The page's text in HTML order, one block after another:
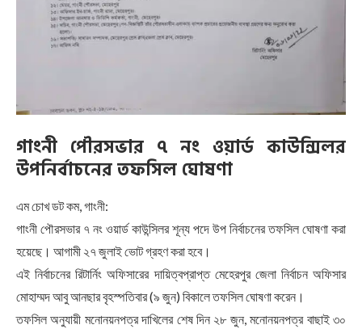
গাংনী পৌরসভার ৭ নং ওয়ার্ড কাউন্সিলর
উপনির্বাচনের তফসিল ঘোষণা
এম চোখ ডট কম, গাংনী:
গাংনী পৌরসভার ৭ নং ওয়ার্ড কাউন্সিলর শূন্য পদে উপ নির্বাচনের তফসিল ঘোষণা করা
হয়েছে। আগামী ২৭ জুলাই ভোট গ্রহণ করা হবে।
এই নির্বাচনের রিটার্নিং অফিসারের দায়িত্বপ্রাপ্ত মেহেরপুর জেলা নির্বাচন অফিসার
মোহাম্মদ আবু আনছার বৃহস্পতিবার (৯ জুন) বিকালে তফসিল ঘোষণা করেন।
তফসিল অনুযায়ী মনোনয়নপত্র দাখিলের শেষ দিন ২৮ জুন, মনোনয়নপত্র বাছাই ৩০